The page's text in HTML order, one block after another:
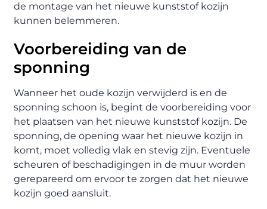
de montage van het nieuwe kunststof kozijn
kunnen belemmeren.
Voorbereiding van de
sponning
Wanneer het oude kozijn verwijderd is en de
sponning schoon is, begint de voorbereiding voor
het plaatsen van het nieuwe kunststof kozijn. De
sponning, de opening waar het nieuwe kozijn in
komt, moet volledig vlak en stevig zijn. Eventuele
scheuren of beschadigingen in de muur worden
gerepareerd om ervoor te zorgen dat het nieuwe
kozijn goed aansluit.